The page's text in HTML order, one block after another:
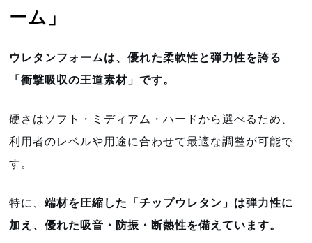
ーム」
ウレタンフォームは、優れた柔軟性と弾力性を誇る
「衝撃吸収の王道素材」です。
硬さはソフト・ミディアム・ハードから選べるため、
利用者のレベルや用途に合わせて最適な調整が可能で
す。
特に、端材を圧縮した「チップウレタン」は弾力性に
加え、優れた吸音・防振・断熱性を備えています。